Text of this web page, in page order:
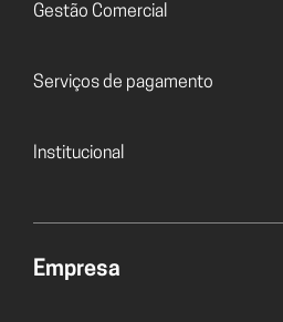
Gestão Comercial
Serviços de pagamento
Institucional
Empresa